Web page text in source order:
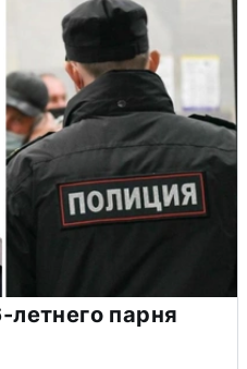
парня